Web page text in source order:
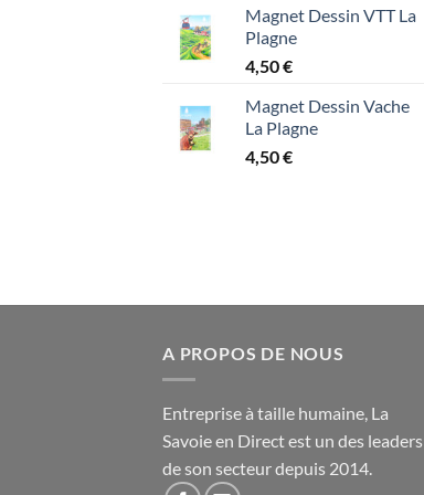
Magnet Dessin VTT La
Plagne
4,50€
Magnet Dessin Vache
La Plagne
4,50€
A PROPOS DE NOUS
Entreprise à taille humaine, La
Savoie en Direct est un des leaders
de son secteur depuis 2014.